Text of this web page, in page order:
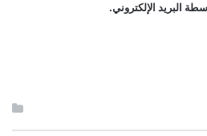
البريد الإلكتروني.